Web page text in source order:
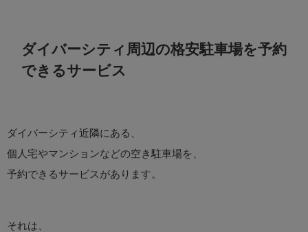
ダイバーシティ周辺の格安駐車場を予約
できるサービス
ダイバーシティ近隣にある、
個人宅やマンションなどの空き駐車場を、
予約できるサービスがあります。
それは、